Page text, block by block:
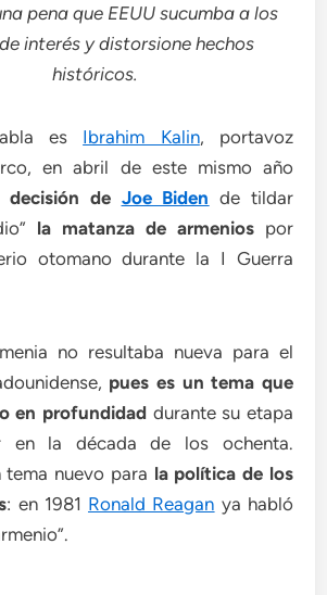
pena que EEUU sucumba a los
interés y distorsione hechos
históricos.
es Ibrahim Kalin, portavoz
en abril de este mismo año
decisión de Joe Biden de tildar
la matanza de armeniospor
otomano durante la I Guerra
no resultaba nueva para el
pues es un tema que
en profundidad durante su etapa
en la década de los ochenta.
tema nuevo para la política de los
: en 1981 Ronald Reagan ya habló